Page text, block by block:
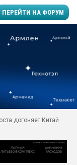
ПЕРЕЙТИ НА ФОРУМ
заводу пластмасс"
Помощь в подборе
Вакуум-формовочные
ближайшее
догоняет Китай